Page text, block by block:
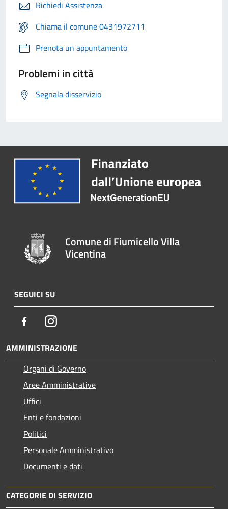
Richiedi Assistenza
Chiama il comune 0431972711
Prenota un appuntamento
Problemi in città
Segnala disservizio
Comune di Fiumicello Villa
Vicentina
SEGUICI SU
FacebookInstagram
AMMINISTRAZIONE
Organi di Governo
Aree Amministrative
Uffici
Enti e fondazioni
Politici
Personale Amministrativo
Documenti e dati
CATEGORIE DI SERVIZIO